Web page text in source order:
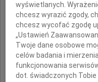
wyświetlanych.
chcesz wyrazić zgody,
chcesz wycofać zgodę
„Ustawień
Twoje dane osobowe
celów badania i
funkcjonowania
dot. świadczonych Tobie